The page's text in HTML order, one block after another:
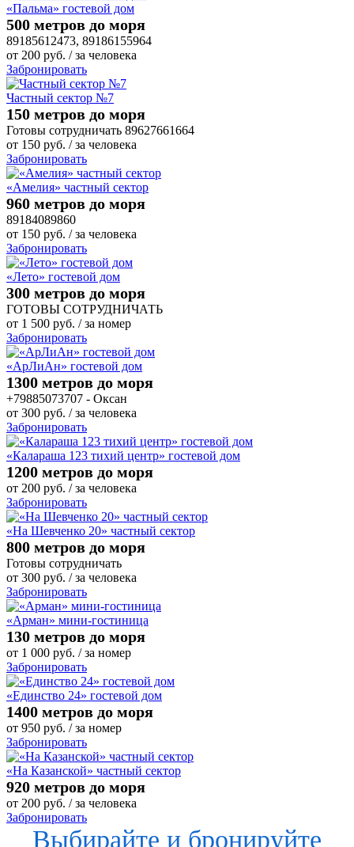
«Пальма» гостевой дом
500 метров до моря
89185612473, 89186155964
от 200 руб. / за человека
Забронировать
Частный сектор №7
150 метров до моря
Готовы сотрудничать 89627661664
от 150 руб. / за человека
Забронировать
«Амелия» частный сектор
960 метров до моря
89184089860
от 150 руб. / за человека
Забронировать
«Лето» гостевой дом
300 метров до моря
ГОТОВЫ СОТРУДНИЧАТЬ
от 1 500 руб. / за номер
Забронировать
«АрЛиАн» гостевой дом
1300 метров до моря
+79885073707 - Оксан
от 300 руб. / за человека
Забронировать
«Калараша 123 тихий центр» гостевой дом
1200 метров до моря
от 200 руб. / за человека
Забронировать
«На Шевченко 20» частный сектор
800 метров до моря
Готовы сотрудничать
от 300 руб. / за человека
Забронировать
«Арман» мини-гостиница
130 метров до моря
от 1 000 руб. / за номер
Забронировать
«Единство 24» гостевой дом
1400 метров до моря
от 950 руб. / за номер
Забронировать
«На Казанской» частный сектор
920 метров до моря
от 200 руб. / за человека
Забронировать
Выбирайте и бронируйте